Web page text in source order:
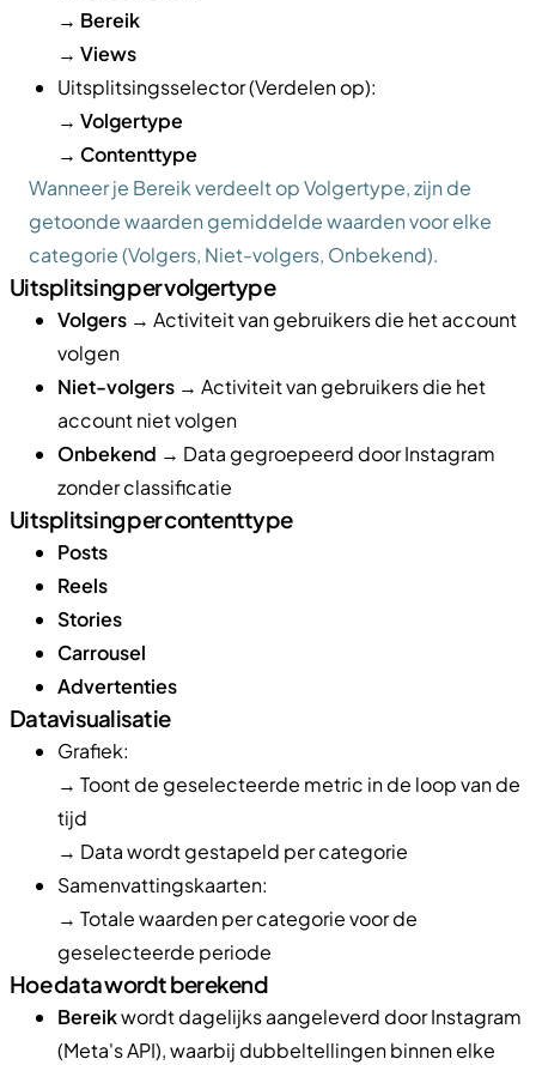
→ Bereik
→ Views
Uitsplitsingsselector (Verdelen op):
→ Volgertype
→ Contenttype
Wanneer je Bereik verdeelt op Volgertype, zijn de
getoonde waarden gemiddelde waarden voor elke
categorie (Volgers, Niet-volgers, Onbekend).
Uitsplitsing per volgertype
Volgers → Activiteit van gebruikers die het account
volgen
Niet-volgers → Activiteit van gebruikers die het
account niet volgen
Onbekend → Data gegroepeerd door Instagram
zonder classificatie
Uitsplitsing per contenttype
Posts
Reels
Stories
Carrousel
Advertenties
Datavisualisatie
Grafiek:
→ Toont de geselecteerde metric in de loop van de
tijd
→ Data wordt gestapeld per categorie
Samenvattingskaarten:
→ Totale waarden per categorie voor de
geselecteerde periode
Hoe data wordt berekend
Bereikwordt dagelijks aangeleverd door Instagram
(Meta's API), waarbij dubbeltellingen binnen elke